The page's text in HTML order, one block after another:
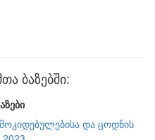
ბაზებში:
და ცოდნის